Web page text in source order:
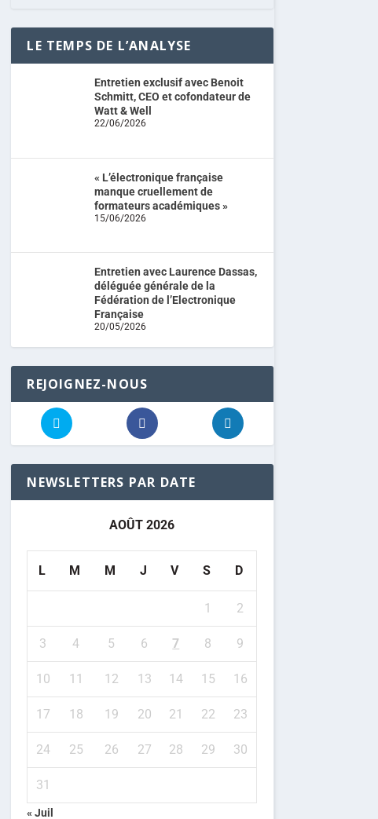
LE TEMPS DE L’ANALYSE
Entretien exclusif avec Benoit
Schmitt, CEO et cofondateur de
Watt & Well
22/06/2026
« L’électronique française
manque cruellement de
formateurs académiques »
15/06/2026
Entretien avec Laurence Dassas,
déléguée générale de la
Fédération de l’Electronique
Française
20/05/2026
REJOIGNEZ-NOUS
NEWSLETTERS PAR DATE
AOÛT 2026
L M M J V S D
1 2
3 4 5 6 7 8 9
10 11 12 13 14 15 16
17 18 19 20 21 22 23
24 25 26 27 28 29 30
31
« Juil